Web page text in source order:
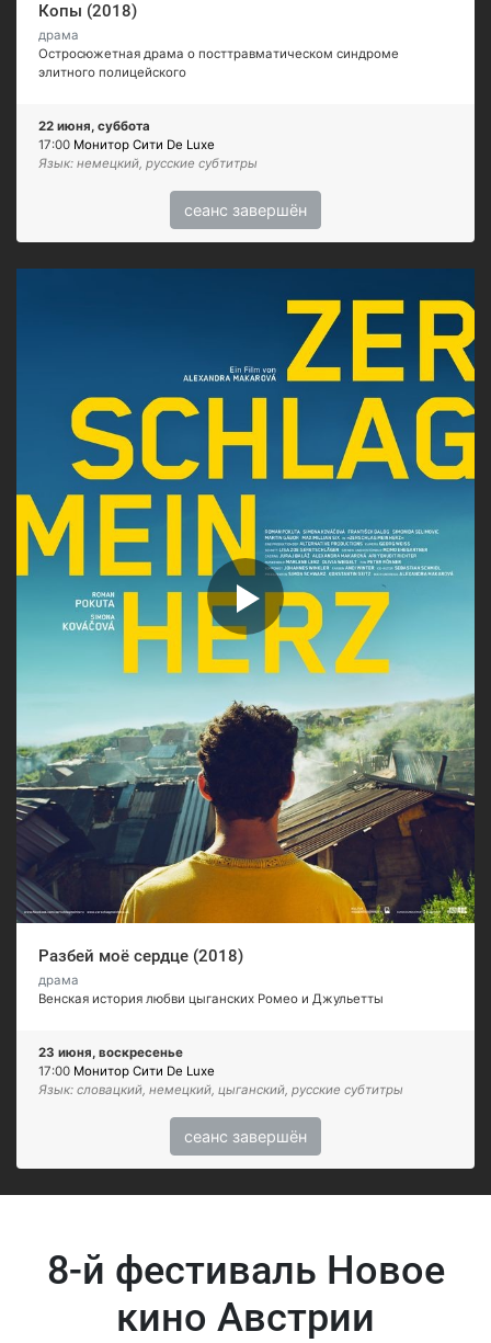
Копы (2018)
драма
Остросюжетная драма о посттравматическом синдроме
элитного полицейского
22 июня, суббота
17:00 Монитор Сити De Luxe
Язык: немецкий, русские субтитры
сеанс завершён
Разбей моё сердце (2018)
драма
Венская история любви цыганских Ромео и Джульетты
23 июня, воскресенье
17:00 Монитор Сити De Luxe
Язык: словацкий, немецкий, цыганский, русские субтитры
сеанс завершён
8-й фестиваль Новое
кино Австрии